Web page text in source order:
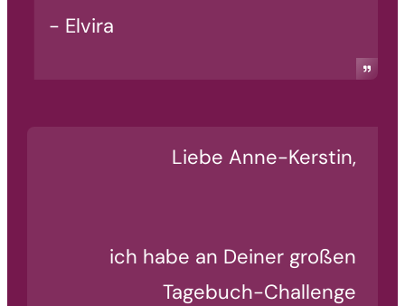
- Elvira
Liebe Anne-Kerstin,
ich habe an Deiner großen
Tagebuch-Challenge